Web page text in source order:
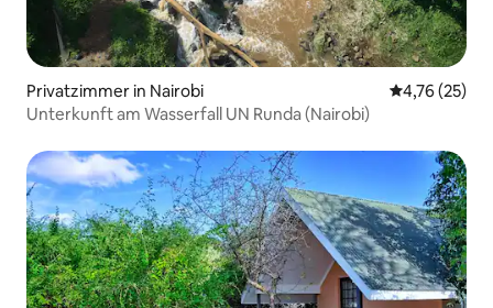
Privatzimmer in Nairobi
4,76 (25)
Unterkunft am Wasserfall UN Runda (Nairobi)